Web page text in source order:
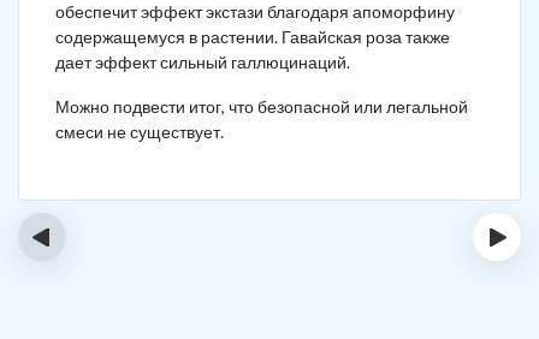
обеспечит эффект экстази благодаря апоморфину
содержащемуся в растении. Гавайская роза также
дает эффект сильный галлюцинаций.
Можно подвести итог, что безопасной или легальной
смеси не существует.
‹ ›